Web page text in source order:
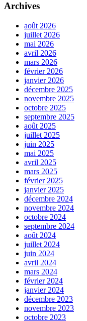
Archives
août 2026
juillet 2026
mai 2026
avril 2026
mars 2026
février 2026
janvier 2026
décembre 2025
novembre 2025
octobre 2025
septembre 2025
août 2025
juillet 2025
juin 2025
mai 2025
avril 2025
mars 2025
février 2025
janvier 2025
décembre 2024
novembre 2024
octobre 2024
septembre 2024
août 2024
juillet 2024
juin 2024
avril 2024
mars 2024
février 2024
janvier 2024
décembre 2023
novembre 2023
octobre 2023